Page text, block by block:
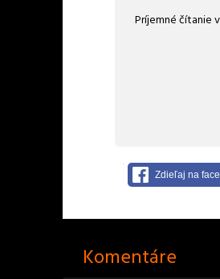
Príjemné čítanie
Zdieľaj na
Komentáre